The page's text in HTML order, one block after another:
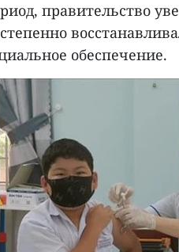
правительство
обеспечение.